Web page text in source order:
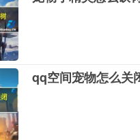
qq空间宠物怎么关